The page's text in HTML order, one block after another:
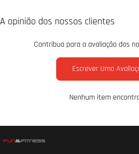
A opinião dos nossos clientes
Contribua para a avaliação dos
Escrever Uma
Nenhum item